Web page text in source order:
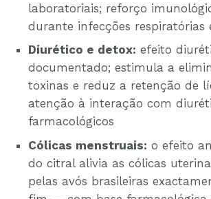
laboratoriais; reforço
durante infecções respiratórias
Diurético e detox: efeito
documentado; estimula a
toxinas e reduz a retenção de
atenção à interação com
farmacológicos
Cólicas menstruais: o efeito
do citral alivia as cólicas
pelas avós brasileiras